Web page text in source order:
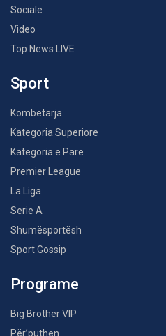
Sociale
Video
Top News LIVE
Sport
Kombëtarja
Kategoria Superiore
Kategoria e Parë
Premier League
La Liga
Serie A
Shumësportësh
Sport Gossip
Programe
Big Brother VIP
Për’puthen